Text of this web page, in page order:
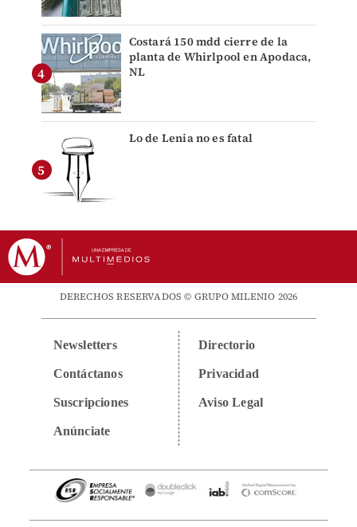
Costará 150 mdd cierre de la
planta de Whirlpool en Apodaca,
NL
Lo de Lenia no es fatal
DERECHOS RESERVADOS © GRUPO MILENIO 2026
Newsletters
Contáctanos
Suscripciones
Anúnciate
Directorio
Privacidad
Aviso Legal